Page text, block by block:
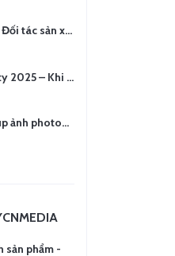
YCN MEDIA – Đối tác sản xuất hình ảnh chuyên nghiệp cho doanh nghiệp tại Hà Nội
Year End Party 2025 – Khi Khoảnh Khắc Trở Thành Dấu Ấn | Gói Ưu Đãi Tháng 12 Từ YCN Media
Xu hướng chụp ảnh photobooth tại các sự kiện hiện nay
sản phẩm -